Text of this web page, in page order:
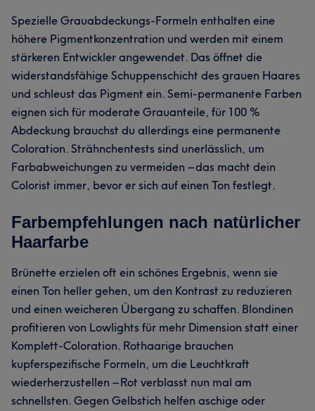
Spezielle Grauabdeckungs-Formeln enthalten eine
höhere Pigmentkonzentration und werden mit einem
stärkeren Entwickler angewendet. Das öffnet die
widerstandsfähige Schuppenschicht des grauen Haares
und schleust das Pigment ein. Semi-permanente Farben
eignen sich für moderate Grauanteile, für 100 %
Abdeckung brauchst du allerdings eine permanente
Coloration. Strähnchentests sind unerlässlich, um
Farbabweichungen zu vermeiden – das macht dein
Colorist immer, bevor er sich auf einen Ton festlegt.
Farbempfehlungen nach natürlicher
Haarfarbe
Brünette erzielen oft ein schönes Ergebnis, wenn sie
einen Ton heller gehen, um den Kontrast zu reduzieren
und einen weicheren Übergang zu schaffen. Blondinen
profitieren von Lowlights für mehr Dimension statt einer
Komplett-Coloration. Rothaarige brauchen
kupferspezifische Formeln, um die Leuchtkraft
wiederherzustellen – Rot verblasst nun mal am
schnellsten. Gegen Gelbstich helfen aschige oder